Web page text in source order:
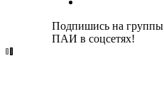
Подпишись на группы
ПАИ в соцсетях!